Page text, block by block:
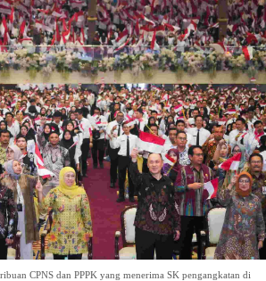
CPNS dan PPPK yang menerima SK pengangkatan di